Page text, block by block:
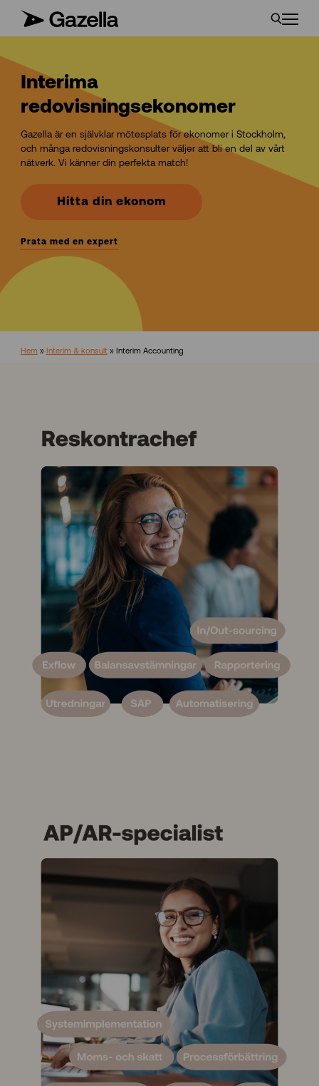
Interima
redovisningsekonomer
Gazella är en självklar mötesplats för ekonomer i Stockholm,
och många redovisningskonsulter väljer att bli en del av vårt
nätverk. Vi känner din perfekta match!
Hitta din ekonom
Prata med en expert
Hem » Interim & konsult» Interim Accounting